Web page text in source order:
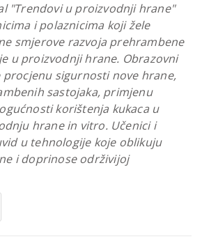
"Trendovi u proizvodnji hrane"
i polaznicima koji žele
smjerove razvoja prehrambene
u proizvodnji hrane. Obrazovni
sigurnosti nove hrane,
sastojaka, primjenu
korištenja kukaca u
hrane in vitro. Učenici i
u tehnologije koje oblikuju
i doprinose održivijoj